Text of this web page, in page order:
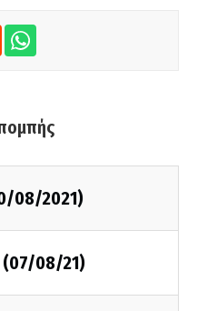
08/2021)
(07/08/21)